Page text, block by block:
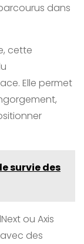
dans
cette
Elle permet
survie des
ou Axis
des